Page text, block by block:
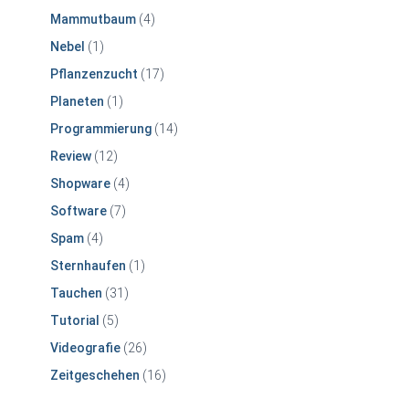
Mammutbaum (4)
Nebel (1)
Pflanzenzucht (17)
Planeten (1)
Programmierung (14)
Review (12)
Shopware (4)
Software (7)
Spam (4)
Sternhaufen (1)
Tauchen (31)
Tutorial (5)
Videografie (26)
Zeitgeschehen (16)